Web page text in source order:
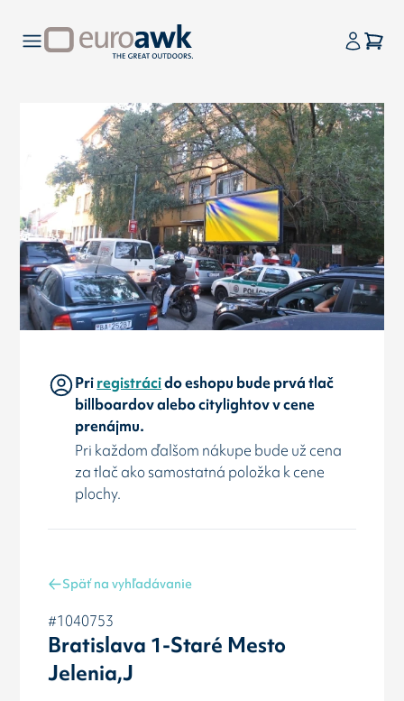
Priregistrácido eshopu bude prvá tlač
billboardov alebo citylightov v cene
prenájmu.
Pri každom ďalšom nákupe bude už cena
za tlač ako samostatná položka k cene
plochy.
Späť na vyhľadávanie
#1040753
Bratislava 1-Staré Mesto
Jelenia,J